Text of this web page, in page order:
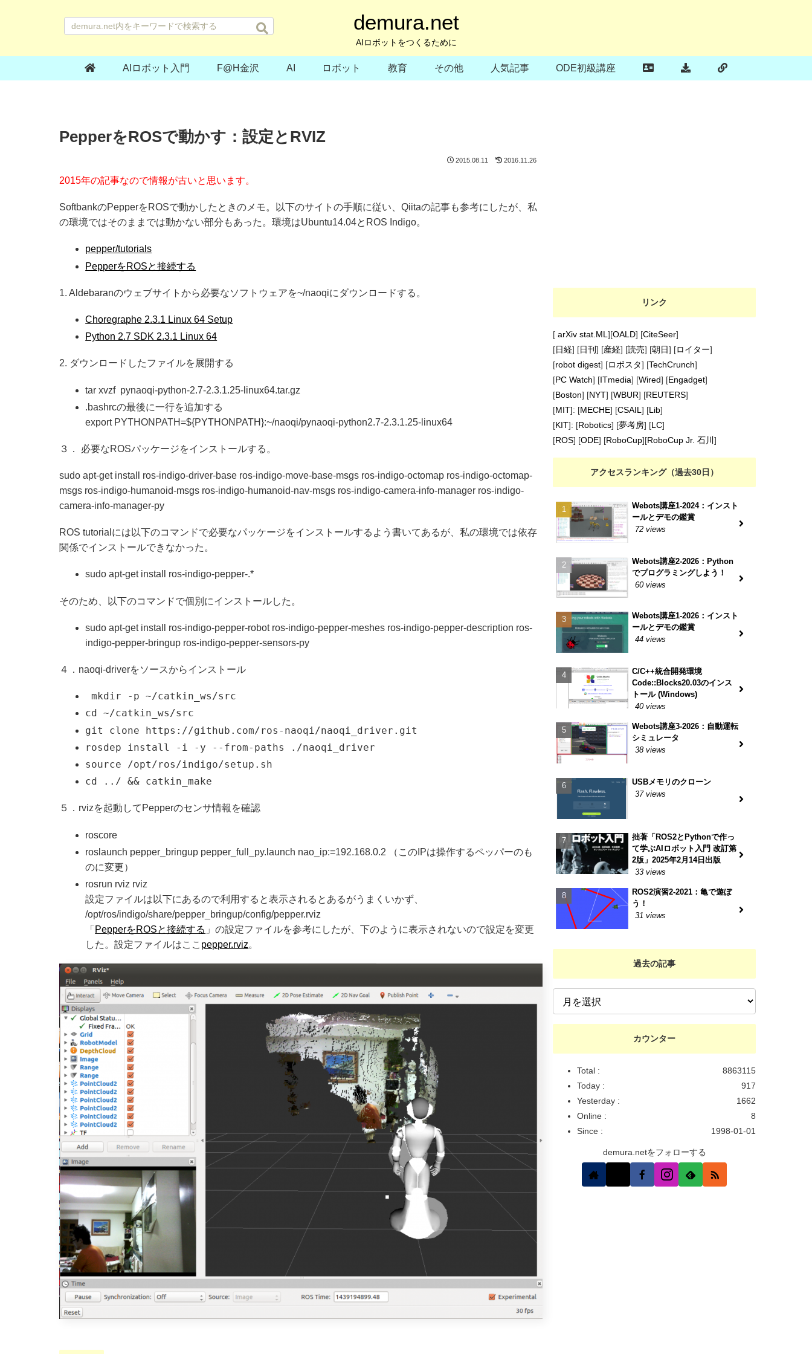
demura.net
AIロボットをつくるために
AIロボット入門 F@H金沢 AI ロボット 教育 その他 人気記事 ODE初級講座
PepperをROSで動かす：設定とRVIZ
2015.08.11 2016.11.26
2015年の記事なので情報が古いと思います。
SoftbankのPepperをROSで動かしたときのメモ。以下のサイトの手順に従い、Qiitaの記事も参考にしたが、私
の環境ではそのままでは動かない部分もあった。環境はUbuntu14.04とROS Indigo。
pepper/tutorials
PepperをROSと接続する
1. Aldebaranのウェブサイトから必要なソフトウェアを~/naoqiにダウンロードする。
Choregraphe 2.3.1 Linux 64 Setup
Python 2.7 SDK 2.3.1 Linux 64
2. ダウンロードしたファイルを展開する
tar xvzf pynaoqi-python-2.7-2.3.1.25-linux64.tar.gz
.bashrcの最後に一行を追加する
export PYTHONPATH=${PYTHONPATH}:~/naoqi/pynaoqi-python2.7-2.3.1.25-linux64
３． 必要なROSパッケージをインストールする。
sudo apt-get install ros-indigo-driver-base ros-indigo-move-base-msgs ros-indigo-octomap ros-indigo-octomap-
msgs ros-indigo-humanoid-msgs ros-indigo-humanoid-nav-msgs ros-indigo-camera-info-manager ros-indigo-
camera-info-manager-py
ROS tutorialには以下のコマンドで必要なパッケージをインストールするよう書いてあるが、私の環境では依存
関係でインストールできなかった。
sudo apt-get install ros-indigo-pepper-.*
そのため、以下のコマンドで個別にインストールした。
sudo apt-get install ros-indigo-pepper-robot ros-indigo-pepper-meshes ros-indigo-pepper-description ros-
indigo-pepper-bringup ros-indigo-pepper-sensors-py
４．naoqi-driverをソースからインストール
mkdir -p ~/catkin_ws/src
cd ~/catkin_ws/src
git clone https://github.com/ros-naoqi/naoqi_driver.git
rosdep install -i -y --from-paths ./naoqi_driver
source /opt/ros/indigo/setup.sh
cd ../ && catkin_make
５．rvizを起動してPepperのセンサ情報を確認
roscore
roslaunch pepper_bringup pepper_full_py.launch nao_ip:=192.168.0.2 （このIPは操作するペッパーのも
のに変更）
rosrun rviz rviz
設定ファイルは以下にあるので利用すると表示されるとあるがうまくいかず、
/opt/ros/indigo/share/pepper_bringup/config/pepper.rviz
「 PepperをROSと接続する 」の設定ファイルを参考にしたが、下のように表示されないので設定を変更
した。設定ファイルはここ pepper.rviz。
リンク
[ arXiv stat.ML ][OALD] [CiteSeer]
[日経] [日刊 ] [産経] [読売] [朝日] [ロイター]
[robot digest] [ロボスタ] [TechCrunch]
[PC Watch] [ITmedia] [Wired] [Engadget]
[Boston] [NYT] [WBUR] [REUTERS]
[MIT]: [MECHE] [CSAIL ] [Lib]
[KIT]: [Robotics] [夢考房] [LC]
[ROS] [ODE] [RoboCup][RoboCup Jr. 石川 ]
アクセスランキング（過去30日）
Webots講座1-2024：インスト
ールとデモの鑑賞
72 views
Webots講座2-2026：Python
でプログラミングしよう！
60 views
Webots講座1-2026：インスト
ールとデモの鑑賞
44 views
C/C++統合開発環境
Code::Blocks20.03のインス
トール (Windows)
40 views
Webots講座3-2026：自動運転
シミュレータ
38 views
USBメモリのクローン
37 views
拙著「ROS2とPythonで作っ
て学ぶAIロボット入門 改訂第
2版」2025年2月14日出版
33 views
ROS2演習2-2021：亀で遊ぼ
う！
31 views
過去の記事
カウンター
8863115
Total :
917
Today :
1662
Yesterday :
8
Online :
1998-01-01
Since :
demura.netをフォローする